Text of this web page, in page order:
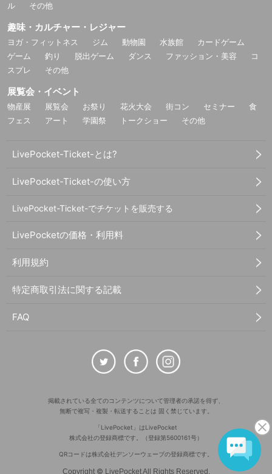
ル
その他
趣味・カルチャー・レジャー
ヨガ・フィットネス ジム 動物園 水族館
カードゲーム
ゲーム
釣り 脱出ゲーム ダンス ファッション・美容
コ
スプレ
その他
展覧会・イベント
物産展 展覧会 お祭り 花火大会 街コン セミナー
食
フェス
アート 学園祭 トークショー その他
LivePocket-Ticket-とは?
LivePocket-Ticket-の使い方
LivePocket-Ticket-でチケットを販売する
LivePocketの価格・利用料
利用規約
特定商取引法に関する記載
FAQ
掲載されている全てのコンテンツについて管理者の承諾を得ず、
無断で複写・複製・転送することは 固く禁じています。
「LivePocket」はLivePocket
株式会社の登録商標です。（登録第5600161号）
QRコードは株式会社デンソーウェーブの登録商標です。
Copyright© LivePocket All Rights Reserved.